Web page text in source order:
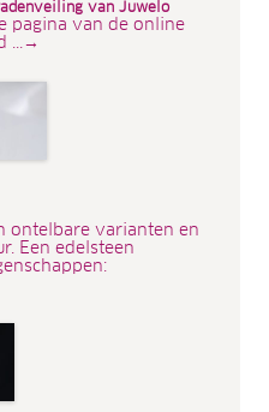
van Juwelo
pagina van de online
...→
ontelbare varianten en
Een edelsteen